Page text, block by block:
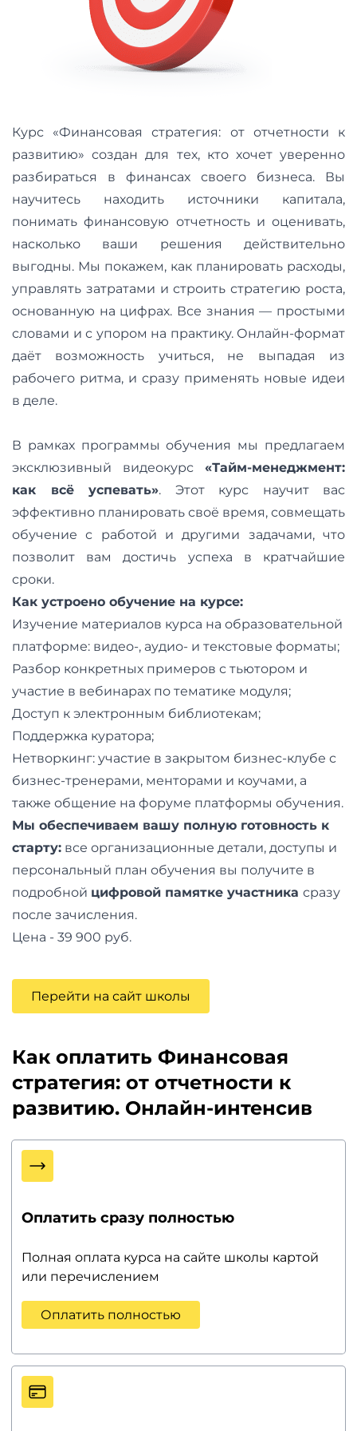
Курс «Финансовая стратегия: от отчетности к
развитию» создан для тех, кто хочет уверенно
разбираться в финансах своего бизнеса. Вы
научитесь находить источники капитала,
понимать финансовую отчетность и оценивать,
насколько ваши решения действительно
выгодны. Мы покажем, как планировать расходы,
управлять затратами и строить стратегию роста,
основанную на цифрах. Все знания — простыми
словами и с упором на практику. Онлайн-формат
даёт возможность учиться, не выпадая из
рабочего ритма, и сразу применять новые идеи
в деле.
В рамках программы обучения мы предлагаем
эксклюзивный видеокурс «Тайм-менеджмент:
как всё успевать». Этот курс научит вас
эффективно планировать своё время, совмещать
обучение с работой и другими задачами, что
позволит вам достичь успеха в кратчайшие
сроки.
Как устроено обучение на курсе:
Изучение материалов курса на образовательной
платформе: видео-, аудио- и текстовые форматы;
Разбор конкретных примеров с тьютором и
участие в вебинарах по тематике модуля;
Доступ к электронным библиотекам;
Поддержка куратора;
Нетворкинг: участие в закрытом бизнес-клубе с
бизнес-тренерами, менторами и коучами, а
также общение на форуме платформы обучения.
Мы обеспечиваем вашу полную готовность к
старту: все организационные детали, доступы и
персональный план обучения вы получите в
подробной цифровой памятке участника сразу
после зачисления.
Цена - 39 900 руб.
Перейти на сайт школы
Как оплатить Финансовая
стратегия: от отчетности к
развитию. Онлайн-интенсив
Оплатить сразу полностью
Полная оплата курса на сайте школы картой
или перечислением
Оплатить полностью
саморазвитие
Прочее
Тесты
на
профориентацию